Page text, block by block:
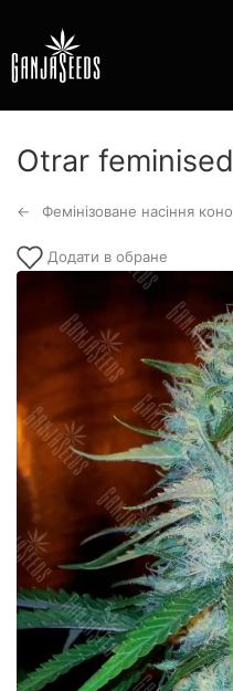
Otrar
Фемінізоване насіння
Додати в обране